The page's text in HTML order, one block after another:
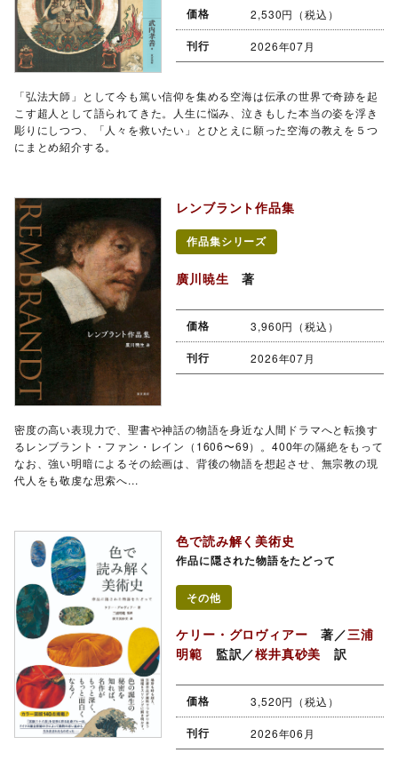
価格 2,530円（税込）
刊行 2026年07月
「弘法大師」として今も篤い信仰を集める空海は伝承の世界で奇跡を起
こす超人として語られてきた。人生に悩み、泣きもした本当の姿を浮き
彫りにしつつ、「人々を救いたい」とひとえに願った空海の教えを５つ
にまとめ紹介する。
レンブラント作品集
作品集シリーズ
廣川暁生 著
価格 3,960円（税込）
刊行 2026年07月
密度の高い表現力で、聖書や神話の物語を身近な人間ドラマへと転換す
るレンブラント・ファン・レイン（1606〜69）。400年の隔絶をもって
なお、強い明暗によるその絵画は、背後の物語を想起させ、無宗教の現
代人をも敬虔な思索へ...
色で読み解く美術史
作品に隠された物語をたどって
その他
ケリー・グロヴィアー 著／三浦
明範 監訳／桜井真砂美 訳
価格 3,520円（税込）
刊行 2026年06月